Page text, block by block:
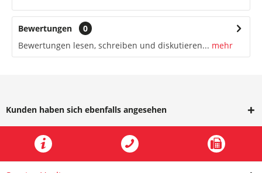
Bewertungen
0
Bewertungen lesen, schreiben und diskutieren... mehr
Kunden haben sich ebenfalls angesehen